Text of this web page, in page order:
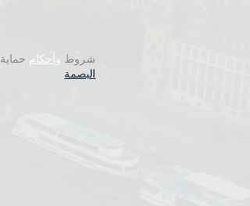
شروط وأحكام حماية
البصمة